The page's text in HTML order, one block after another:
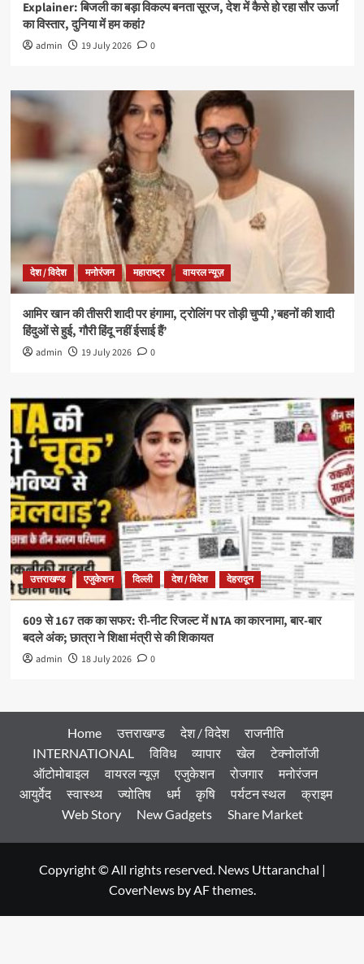
Explainer: बिजली का बड़ा विकल्प बनता सूरज, देश में कैसे हो रहा सौर ऊर्जा
का विस्तार, दुनिया में हम कहां?
admin 19 July 2026 0
देश / विदेश मनोरंजन महाराष्ट्र वायरल न्यूज़
आमिर खान की तीसरी शादी पर हंगामा, ट्रोलिंग पर तोड़ी चुप्पी ,’बहनों की शादी
हिंदुओं से हुई, गौरी हिंदू नहीं ईसाई हैं’
admin 19 July 2026 0
उत्तराखण्ड एजुकेशन दिल्ली देश / विदेश देहरादून
609 से 167 तक का सफर: री-नीट रिजल्ट में NTA का कारनामा, बार-बार
बदले अंक; छात्रा ने शिक्षा मंत्री से की शिकायत
admin 18 July 2026 0
Home उत्तराखण्ड देश / विदेश
राजनीति
INTERNATIONAL
विविध व्यापार खेल
टेक्नोलॉजी
ऑटोमोबाइल
वायरल न्यूज़ एजुकेशन रोजगार
मनोरंजन
आयुर्वेद
स्वास्थ्य ज्योतिष धर्म कृषि पर्यटन स्थल
क्राइम
Web Story
New Gadgets Share Market
Copyright © All rights reserved. News Uttaranchal |
CoverNewsby AF themes.